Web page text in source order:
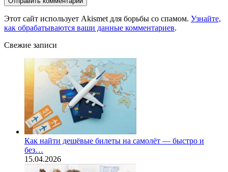
Этот сайт использует Akismet для борьбы со спамом. Узнайте,
как обрабатываются ваши данные комментариев.
Свежие записи
Как найти дешёвые билеты на самолёт — быстро и
без…
15.04.2026